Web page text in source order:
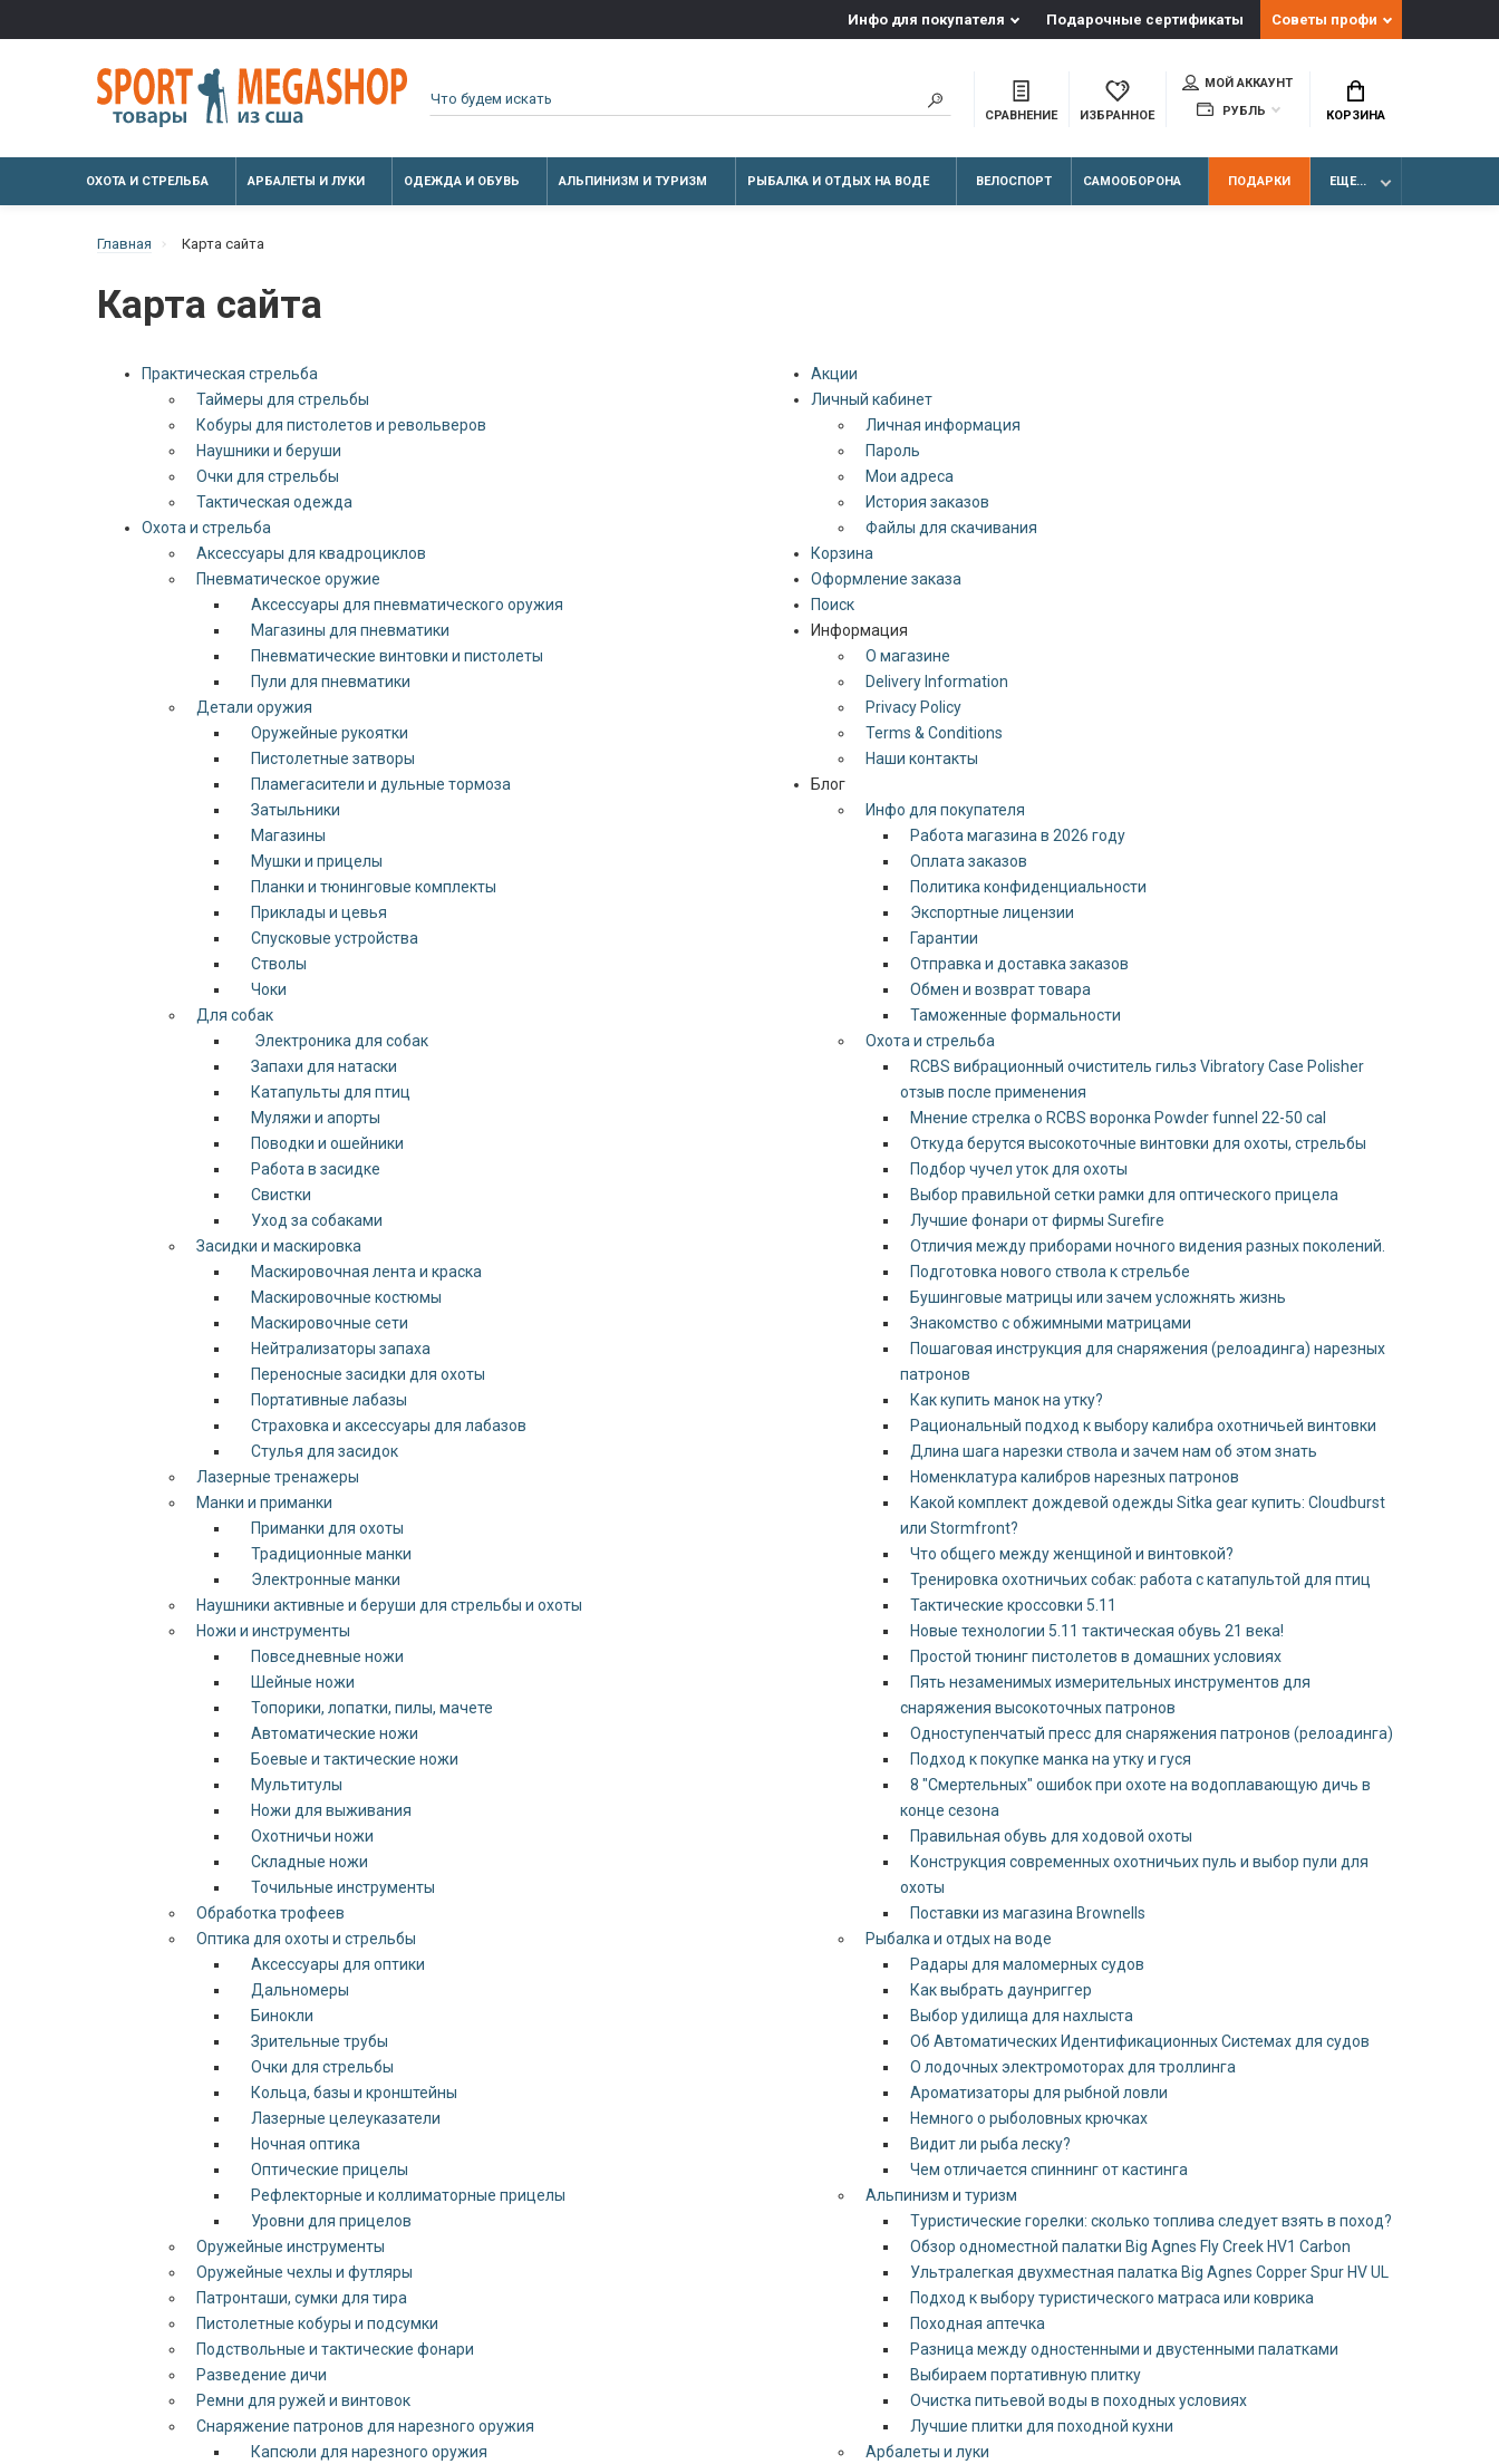
Инфо для покупателя Подарочные сертификаты Советы профи
СРАВНЕНИЕ ИЗБРАННОЕ
МОЙ АККАУНТ
РУБЛЬ
КОРЗИНА
ОХОТА И СТРЕЛЬБА АРБАЛЕТЫ И ЛУКИ ОДЕЖДА И ОБУВЬ АЛЬПИНИЗМ И ТУРИЗМ РЫБАЛКА И ОТДЫХ НА ВОДЕ ВЕЛОСПОРТ САМООБОРОНА ПОДАРКИ ЕЩЕ...
Главная Карта сайта
Карта сайта
Практическая стрельба
Таймеры для стрельбы
Кобуры для пистолетов и револьверов
Наушники и беруши
Очки для стрельбы
Тактическая одежда
Охота и стрельба
Аксессуары для квадроциклов
Пневматическое оружие
Аксессуары для пневматического оружия
Магазины для пневматики
Пневматические винтовки и пистолеты
Пули для пневматики
Детали оружия
Оружейные рукоятки
Пистолетные затворы
Пламегасители и дульные тормоза
Затыльники
Магазины
Мушки и прицелы
Планки и тюнинговые комплекты
Приклады и цевья
Спусковые устройства
Стволы
Чоки
Для собак
Электроника для собак
Запахи для натаски
Катапульты для птиц
Муляжи и апорты
Поводки и ошейники
Работа в засидке
Свистки
Уход за собаками
Засидки и маскировка
Маскировочная лента и краска
Маскировочные костюмы
Маскировочные сети
Нейтрализаторы запаха
Переносные засидки для охоты
Портативные лабазы
Страховка и аксессуары для лабазов
Стулья для засидок
Лазерные тренажеры
Манки и приманки
Приманки для охоты
Традиционные манки
Электронные манки
Наушники активные и беруши для стрельбы и охоты
Ножи и инструменты
Повседневные ножи
Шейные ножи
Топорики, лопатки, пилы, мачете
Автоматические ножи
Боевые и тактические ножи
Мультитулы
Ножи для выживания
Охотничьи ножи
Складные ножи
Точильные инструменты
Обработка трофеев
Оптика для охоты и стрельбы
Аксессуары для оптики
Дальномеры
Бинокли
Зрительные трубы
Очки для стрельбы
Кольца, базы и кронштейны
Лазерные целеуказатели
Ночная оптика
Оптические прицелы
Рефлекторные и коллиматорные прицелы
Уровни для прицелов
Оружейные инструменты
Оружейные чехлы и футляры
Патронташи, сумки для тира
Пистолетные кобуры и подсумки
Подствольные и тактические фонари
Разведение дичи
Ремни для ружей и винтовок
Снаряжение патронов для нарезного оружия
Капсюли для нарезного оружия
Акции
Личный кабинет
Личная информация
Пароль
Мои адреса
История заказов
Файлы для скачивания
Корзина
Оформление заказа
Поиск
Информация
О магазине
Delivery Information
Privacy Policy
Terms & Conditions
Наши контакты
Блог
Инфо для покупателя
Работа магазина в 2026 году
Оплата заказов
Политика конфиденциальности
Экспортные лицензии
Гарантии
Отправка и доставка заказов
Обмен и возврат товара
Таможенные формальности
Охота и стрельба
RCBS вибрационный очиститель гильз Vibratory Case Polisher
отзыв после применения
Мнение стрелка о RCBS воронка Powder funnel 22-50 cal
Откуда берутся высокоточные винтовки для охоты, стрельбы
Подбор чучел уток для охоты
Выбор правильной сетки рамки для оптического прицела
Лучшие фонари от фирмы Surefire
Отличия между приборами ночного видения разных поколений.
Подготовка нового ствола к стрельбе
Бушинговые матрицы или зачем усложнять жизнь
Знакомство с обжимными матрицами
Пошаговая инструкция для снаряжения (релоадинга) нарезных
патронов
Как купить манок на утку?
Рациональный подход к выбору калибра охотничьей винтовки
Длина шага нарезки ствола и зачем нам об этом знать
Номенклатура калибров нарезных патронов
Какой комплект дождевой одежды Sitka gear купить: Cloudburst
или Stormfront?
Что общего между женщиной и винтовкой?
Тренировка охотничьих собак: работа с катапультой для птиц
Тактические кроссовки 5.11
Новые технологии 5.11 тактическая обувь 21 века!
Простой тюнинг пистолетов в домашних условиях
Пять незаменимых измерительных инструментов для
снаряжения высокоточных патронов
Одноступенчатый пресс для снаряжения патронов (релоадинга)
Подход к покупке манка на утку и гуся
8 "Смертельных" ошибок при охоте на водоплавающую дичь в
конце сезона
Правильная обувь для ходовой охоты
Конструкция современных охотничьих пуль и выбор пули для
охоты
Поставки из магазина Brownells
Рыбалка и отдых на воде
Радары для маломерных судов
Как выбрать даунриггер
Выбор удилища для нахлыста
Об Автоматических Идентификационных Системах для судов
О лодочных электромоторах для троллинга
Ароматизаторы для рыбной ловли
Немного о рыболовных крючках
Видит ли рыба леску?
Чем отличается спиннинг от кастинга
Альпинизм и туризм
Туристические горелки: сколько топлива следует взять в поход?
Обзор одноместной палатки Big Agnes Fly Creek HV1 Carbon
Ультралегкая двухместная палатка Big Agnes Copper Spur HV UL
Подход к выбору туристического матраса или коврика
Походная аптечка
Разница между одностенными и двустенными палатками
Выбираем портативную плитку
Очистка питьевой воды в походных условиях
Лучшие плитки для походной кухни
Арбалеты и луки